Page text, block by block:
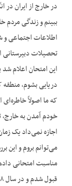
در خارج از ایران در
ببینم و زندگی مردم
اطلاعات اجتماعی و
تحصیلات
این امتحان اعلام
دریایی بشوم،
که ما اصولاً
خودم آمدن به خارج،
اجازه نمی‌داد یک
می‌توانم بروم و این
مناسبت امتحانی